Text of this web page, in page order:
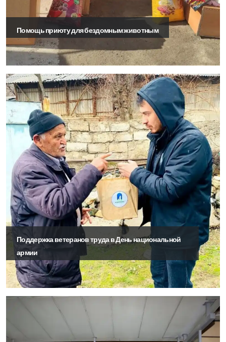
Помощь приюту для бездомным животным
Поддержка ветеранов труда в День национальной
армии